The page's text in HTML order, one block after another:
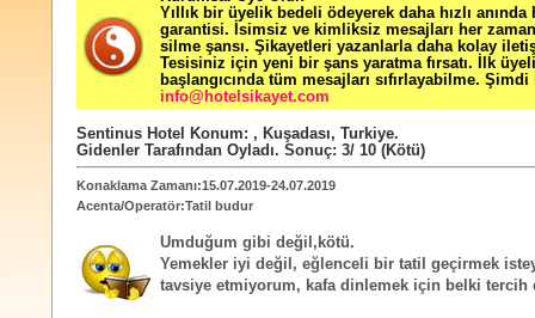
Yıllık bir üyelik bedeli ödeyerek daha hızlı
garantisi. İsimsiz ve kimliksiz mesajları her zaman
silme şansı. Şikayetleri yazanlarla daha kolay
Tesisiniz için yeni bir şans yaratma fırsatı. İlk
başlangıcında tüm mesajları sıfırlayabilme. Şimdi
info@hotelsikayet.com
Sentinus Hotel Konum: , Kuşadası, Turkiye.
Gidenler Tarafından Oyladı. Sonuç: 3/ 10 (Kötü)
Konaklama Zamanı:15.07.2019-24.07.2019
Acenta/Operatör:Tatil budur
Umduğum gibi değil,kötü.
Yemekler iyi değil, eğlenceli bir tatil geçirmek
tavsiye etmiyorum, kafa dinlemek için belki tercih